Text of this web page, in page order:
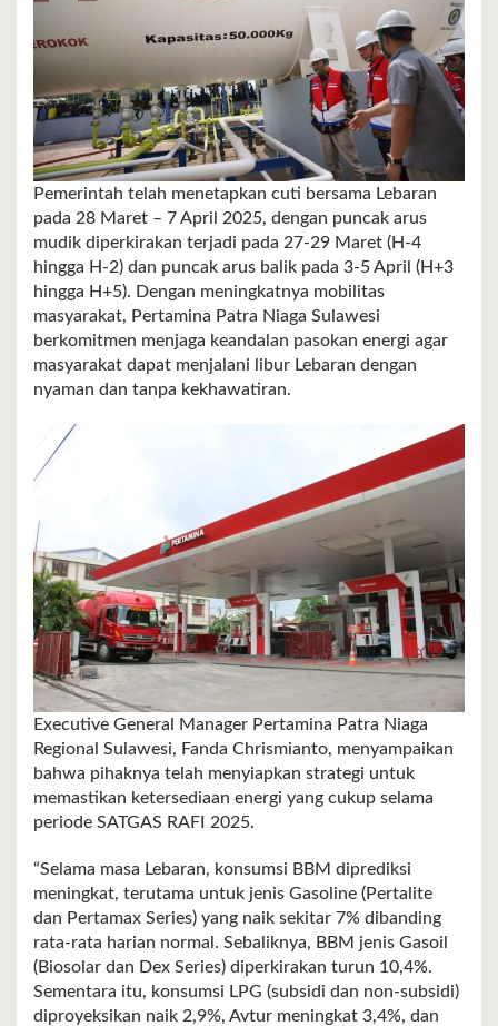
Pemerintah telah menetapkan cuti bersama Lebaran
pada 28 Maret – 7 April 2025, dengan puncak arus
mudik diperkirakan terjadi pada 27-29 Maret (H-4
hingga H-2) dan puncak arus balik pada 3-5 April (H+3
hingga H+5). Dengan meningkatnya mobilitas
masyarakat, Pertamina Patra Niaga Sulawesi
berkomitmen menjaga keandalan pasokan energi agar
masyarakat dapat menjalani libur Lebaran dengan
nyaman dan tanpa kekhawatiran.
Executive General Manager Pertamina Patra Niaga
Regional Sulawesi, Fanda Chrismianto, menyampaikan
bahwa pihaknya telah menyiapkan strategi untuk
memastikan ketersediaan energi yang cukup selama
periode SATGAS RAFI 2025.
“Selama masa Lebaran, konsumsi BBM diprediksi
meningkat, terutama untuk jenis Gasoline (Pertalite
dan Pertamax Series) yang naik sekitar 7% dibanding
rata-rata harian normal. Sebaliknya, BBM jenis Gasoil
(Biosolar dan Dex Series) diperkirakan turun 10,4%.
Sementara itu, konsumsi LPG (subsidi dan non-subsidi)
diproyeksikan naik 2,9%, Avtur meningkat 3,4%, dan